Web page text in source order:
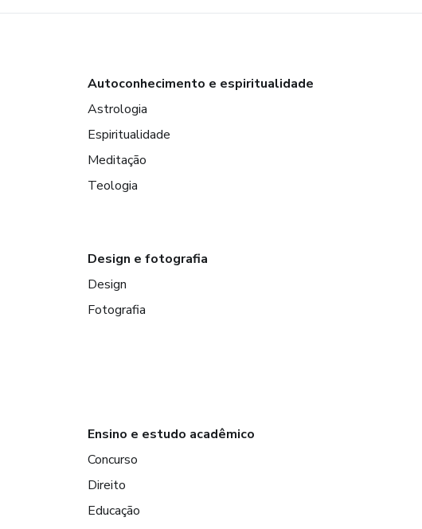
Autoconhecimento e espiritualidade
Astrologia
Espiritualidade
Meditação
Teologia
Design e fotografia
Design
Fotografia
Ensino e estudo acadêmico
Concurso
Direito
Educação